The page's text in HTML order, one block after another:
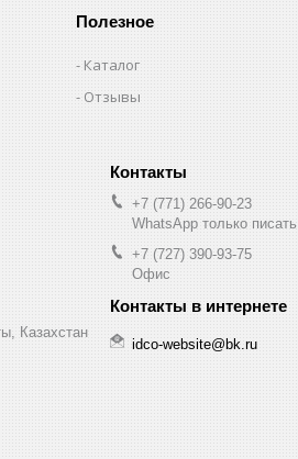
Полезное
Каталог
Отзывы
Казахстан
+7 (771) 266-90-23
WhatsApp только писать
+7 (727) 390-93-75
Офис
idco-website@bk.ru